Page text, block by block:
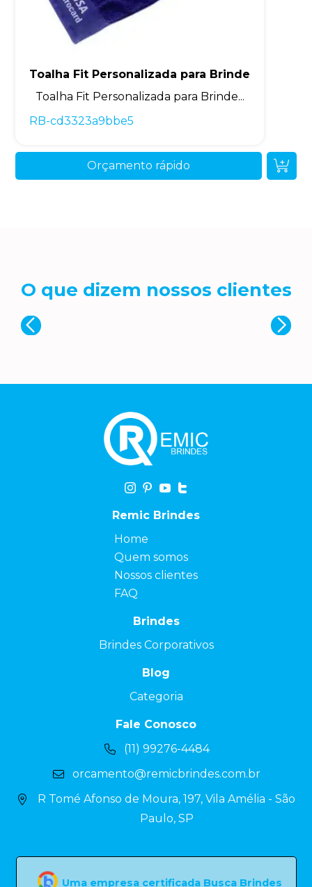
Toalha Fit Personalizada para Brinde
Toalha Fit Personalizada para Brinde...
RB-cd3323a9bbe5
Orçamento rápido
O que dizem nossos clientes
Remic Brindes
Home
Quem somos
Nossos clientes
FAQ
Brindes
Brindes Corporativos
Blog
Categoria
Fale Conosco
(11) 99276-4484
orcamento@remicbrindes.com.br
R Tomé Afonso de Moura, 197, Vila Amélia - São
Paulo, SP
Uma empresa certificada Busca Brindes